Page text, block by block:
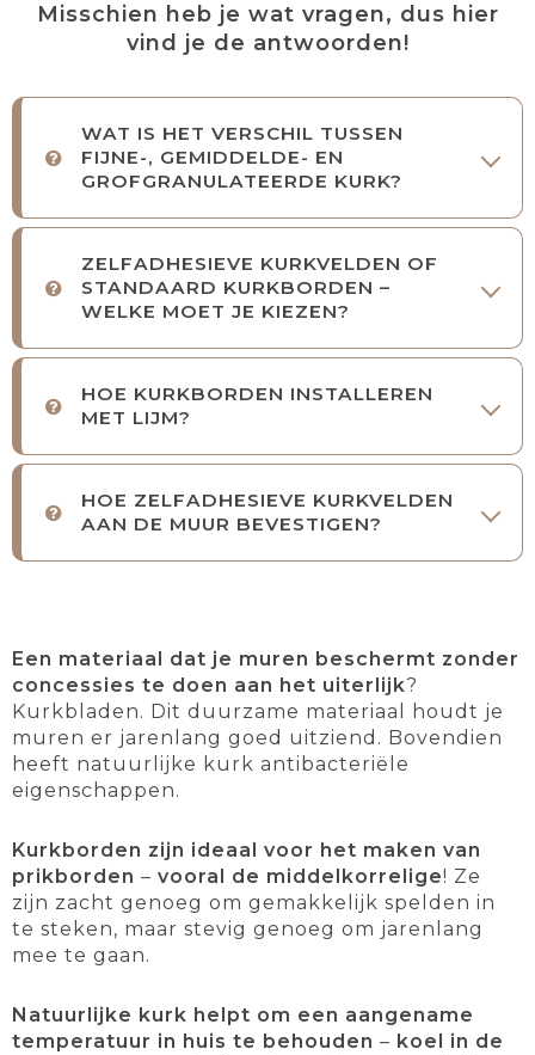
Misschien heb je wat vragen, dus hier
vind je de antwoorden!
WAT IS HET VERSCHIL TUSSEN
FIJNE-, GEMIDDELDE- EN
GROFGRANULATEERDE KURK?
ZELFADHESIEVE KURKVELDEN OF
STANDAARD KURKBORDEN –
WELKE MOET JE KIEZEN?
HOE KURKBORDEN INSTALLEREN
MET LIJM?
HOE ZELFADHESIEVE KURKVELDEN
AAN DE MUUR BEVESTIGEN?
Een materiaal dat je muren beschermt zonder
concessies te doen aan het uiterlijk?
Kurkbladen. Dit duurzame materiaal houdt je
muren er jarenlang goed uitziend. Bovendien
heeft natuurlijke kurk antibacteriële
eigenschappen.
Kurkborden zijn ideaal voor het maken van
prikborden – vooral de middelkorrelige! Ze
zijn zacht genoeg om gemakkelijk spelden in
te steken, maar stevig genoeg om jarenlang
mee te gaan.
Natuurlijke kurk helpt om een aangename
temperatuur in huis te behouden – koel in de